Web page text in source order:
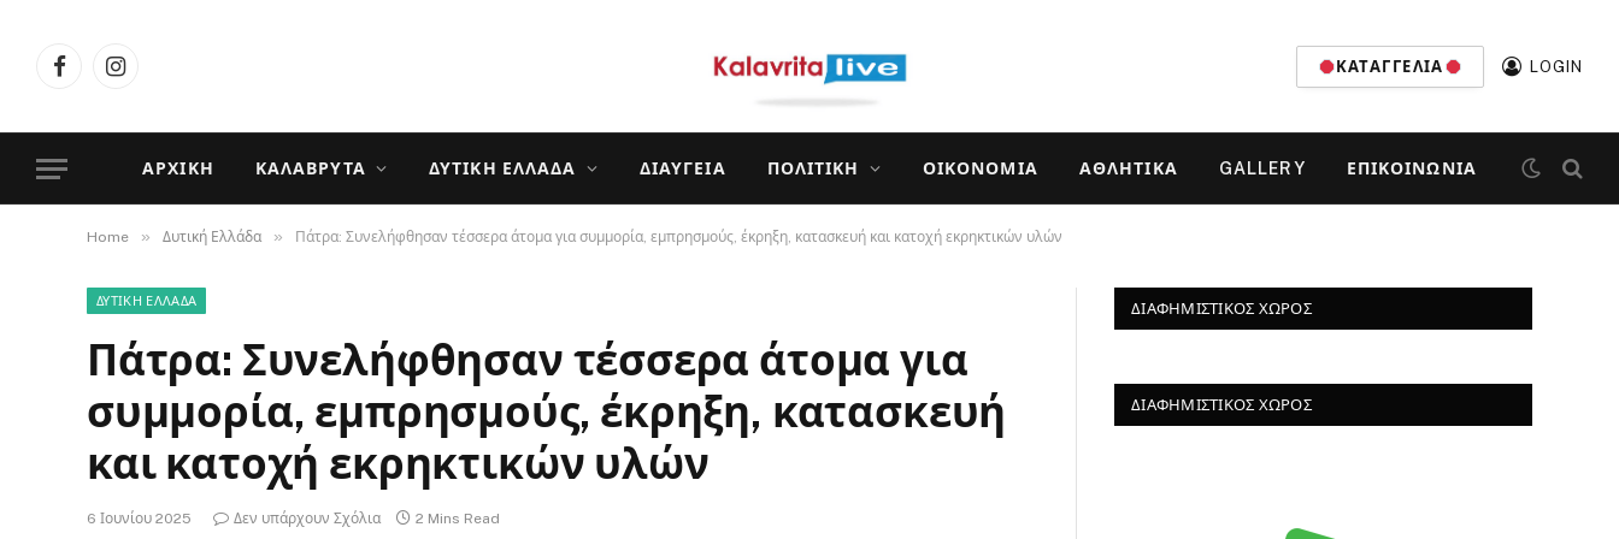
FacebookInstagram
ΚΑΤΑΓΓΕΛΊΑ LOGIN
ΑΡΧΙΚΉ ΚΑΛΆΒΡΥΤΑ ΔΥΤΙΚΉ ΕΛΛΆΔΑ ΔΙΑΎΓΕΙΑ ΠΟΛΙΤΙΚΉ ΟΙΚΟΝΟΜΊΑ ΑΘΛΗΤΙΚΆ GALLERY ΕΠΙΚΟΙΝΩΝΊΑ
Home » Δυτική Ελλάδα » Πάτρα: Συνελήφθησαν τέσσερα άτομα για συμμορία, εμπρησμούς, έκρηξη, κατασκευή και κατοχή εκρηκτικών υλών
ΔΥΤΙΚΉ ΕΛΛΆΔΑ
Πάτρα: Συνελήφθησαν τέσσερα άτομα για
συμμορία, εμπρησμούς, έκρηξη, κατασκευή
και κατοχή εκρηκτικών υλών
6 Ιουνίου 2025 Δεν υπάρχουν Σχόλια 2 Mins Read
ΔΙΑΦΗΜΙΣΤΙΚΌΣ ΧΏΡΟΣ
ΔΙΑΦΗΜΙΣΤΙΚΌΣ ΧΏΡΟΣ